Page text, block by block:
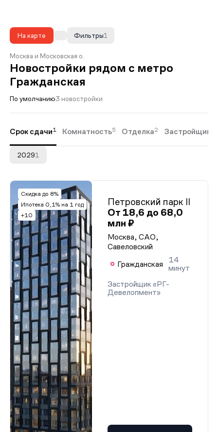
На карте 1
Фильтры
Москва и Московская о.
Новостройки рядом с метро
Гражданская
По умолчанию3 новостройки
Срок сдачи1 Комнатность5 Отделка2 Застройщики
20291
Скидка до 8%
Ипотека 0,1% на 1 год
+10
Петровский парк II
От 18,6 до 68,0
млн ₽
Москва, САО,
Савеловский
Гражданская
14
минут
Застройщик «РГ-
Девелопмент»